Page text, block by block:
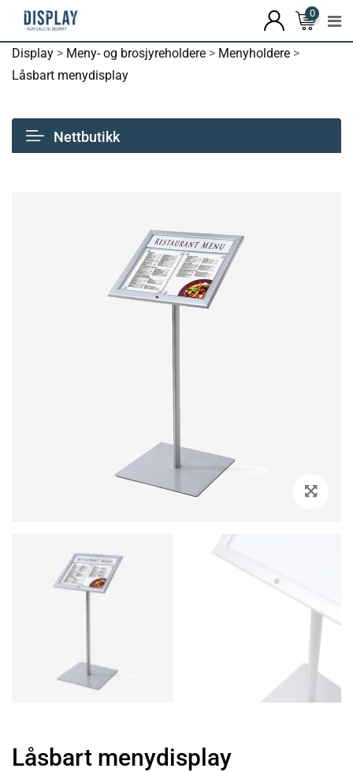
0
Display > Meny- og brosjyreholdere > Menyholdere >
Låsbart menydisplay
Nettbutikk
Låsbart menydisplay